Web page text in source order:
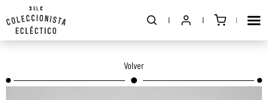
Volver